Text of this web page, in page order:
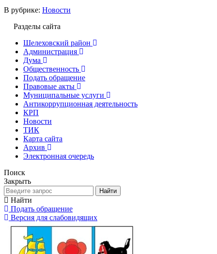
В рубрике: Новости
Разделы сайта
Шелеховский район
Администрация
Дума
Общественность
Подать обращение
Правовые акты
Муниципальные услуги
Антикоррупционная деятельность
КРП
Новости
ТИК
Карта сайта
Архив
Электронная очередь
Поиск
Закрыть
Найти
Найти
Подать обращение
Версия для слабовидящих